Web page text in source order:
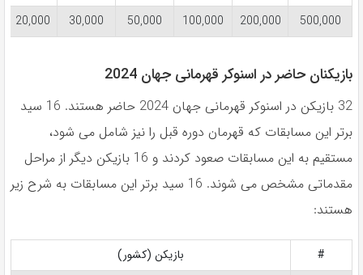
500,000
200,000
100,000
50,000
30,000
20,000
بازیکنان حاضر در اسنوکر قهرمانی جهان 2024
32 بازیکن در اسنوکر قهرمانی جهان 2024 حاضر هستند. 16 سید
برتر این مسابقات که قهرمان دوره قبل را نیز شامل می شود،
مستقیم به این مسابقات صعود کردند و 16 بازیکن دیگر از مراحل
مقدماتی مشخص می شوند. 16 سید برتر این مسابقات به شرح زیر
هستند:
#
بازیکن (کشور)